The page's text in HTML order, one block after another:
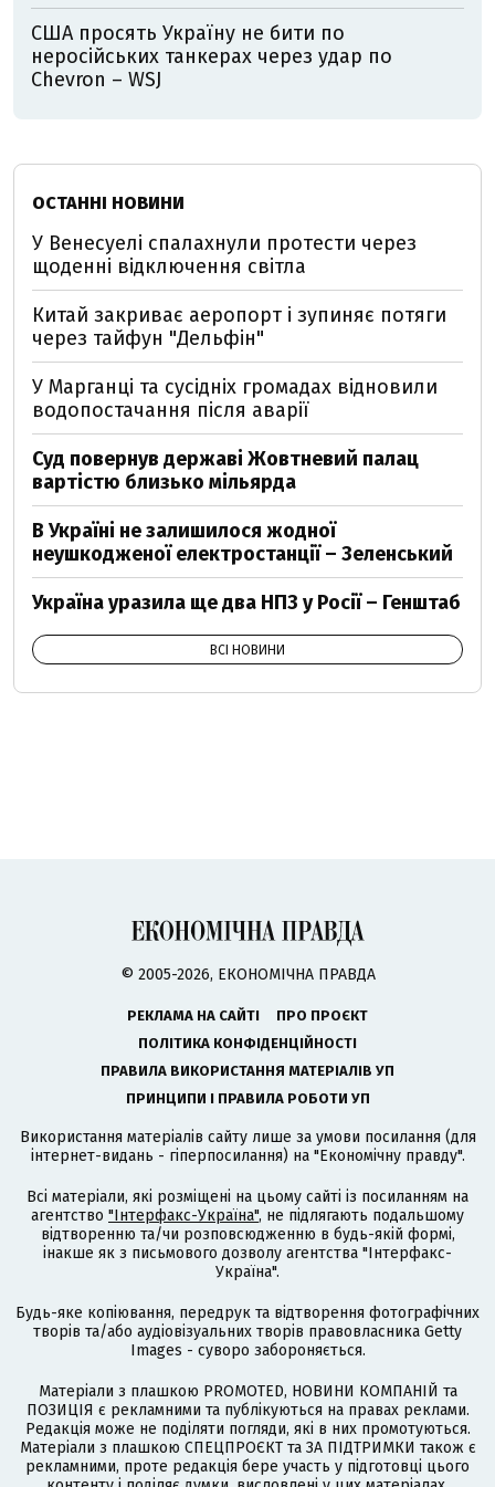
США просять Україну не бити по
неросійських танкерах через удар по
Chevron – WSJ
ОСТАННІ НОВИНИ
У Венесуелі спалахнули протести через
щоденні відключення світла
Китай закриває аеропорт і зупиняє потяги
через тайфун "Дельфін"
У Марганці та сусідніх громадах відновили
водопостачання після аварії
Суд повернув державі Жовтневий палац
вартістю близько мільярда
В Україні не залишилося жодної
неушкодженої електростанції – Зеленський
Україна уразила ще два НПЗ у Росії – Генштаб
ВСІ НОВИНИ
© 2005-2026, ЕКОНОМІЧНА ПРАВДА
РЕКЛАМА НА САЙТІ
ПРО ПРОЄКТ
ПОЛІТИКА КОНФІДЕНЦІЙНОСТІ
ПРАВИЛА ВИКОРИСТАННЯ МАТЕРІАЛІВ УП
ПРИНЦИПИ І ПРАВИЛА РОБОТИ УП
Використання матеріалів сайту лише за умови посилання (для
інтернет-видань - гіперпосилання) на "Економічну правду".
Всі матеріали, які розміщені на цьому сайті із посиланням на
агентство "Інтерфакс-Україна", не підлягають подальшому
відтворенню та/чи розповсюдженню в будь-якій формі,
інакше як з письмового дозволу агентства "Інтерфакс-
Україна".
Будь-яке копіювання, передрук та відтворення фотографічних
творів та/або аудіовізуальних творів правовласника Getty
Images - суворо забороняється.
Матеріали з плашкою PROMOTED, НОВИНИ КОМПАНІЙ та
ПОЗИЦІЯ є рекламними та публікуються на правах реклами.
Редакція може не поділяти погляди, які в них промотуються.
Матеріали з плашкою СПЕЦПРОЄКТ та ЗА ПІДТРИМКИ також є
рекламними, проте редакція бере участь у підготовці цього